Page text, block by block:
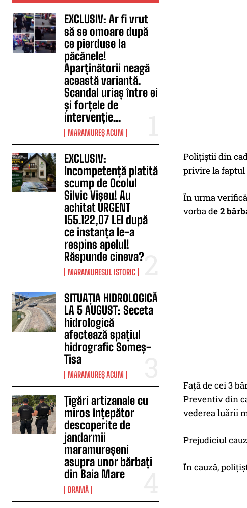
EXCLUSIV: Ar fi vrut
să se omoare după
ce pierduse la
păcănele!
Aparținătorii neagă
această variantă.
Scandal uriaș între ei
și forțele de
intervenție...
MARAMUREȘ ACUM
EXCLUSIV:
Incompetență platită
scump de Ocolul
Silvic Vișeu! Au
achitat URGENT
155.122,07 LEI după
ce instanța le-a
respins apelul!
Răspunde cineva?
MARAMURESUL ISTORIC
SITUAȚIA HIDROLOGICĂ
LA 5 AUGUST: Seceta
hidrologică
afectează spațiul
hidrografic Someș-
Tisa
MARAMUREȘ ACUM
Țigări artizanale cu
miros înțepător
descoperite de
jandarmii
maramureșeni
asupra unor bărbați
din Baia Mare
DRAMĂ
Polițiștii din
privire la faptul
În urma
vorba de 2
Față de cei 3
Preventiv din
vederea luării
Prejudiciul
În cauză,